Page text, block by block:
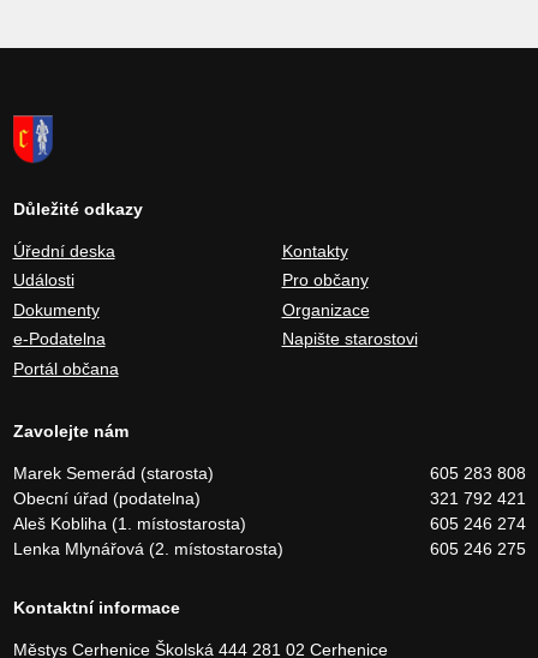
Důležité odkazy
Úřední deska
Události
Dokumenty
e-Podatelna
Portál občana
Kontakty
Pro občany
Organizace
Napište starostovi
Zavolejte nám
Marek Semerád (starosta)
605 283 808
Obecní úřad (podatelna)
321 792 421
Aleš Kobliha (1. místostarosta)
605 246 274
Lenka Mlynářová (2. místostarosta)
605 246 275
Kontaktní informace
Městys CerheniceŠkolská 444281 02 Cerhenice